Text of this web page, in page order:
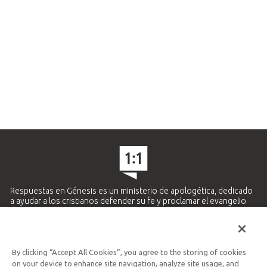
Respuestas en Génesis es un ministerio de apologética, dedicado
a ayudar a los cristianos defender su fe y proclamar el evangelio
Ministerio Hispano y Latinoamericano
By clicking “Accept All Cookies”, you agree to the storing of cookies
on your device to enhance site navigation, analyze site usage, and